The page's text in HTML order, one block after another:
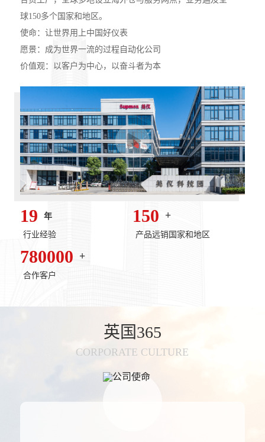
球150多个国家和地区。
使命：让世界用上中国好仪表
愿景：成为世界一流的过程自动化公司
价值观：以客户为中心，以奋斗者为本
19 年
行业经验
150 +
产品远销国家和地区
780000 +
合作客户
英国365
CORPORATE CULTURE